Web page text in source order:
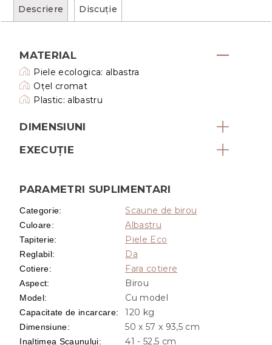
Descriere Discuţie
MATERIAL
Piele ecologica: albastra
Oțel cromat
Plastic: albastru
DIMENSIUNI
EXECUŢIE
PARAMETRI SUPLIMENTARI
Categorie: Scaune de birou
Culoare: Albastru
Tapiterie: Piele Eco
Reglabil: Da
Cotiere: Fara cotiere
Aspect: Birou
Model: Cu model
Capacitate de incarcare: 120 kg
Dimensiune: 50 x 57 x 93,5 cm
Inaltimea Scaunului: 41 - 52,5 cm